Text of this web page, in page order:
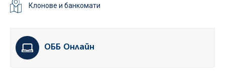
Клонове и банкомати
ОББ Онлайн